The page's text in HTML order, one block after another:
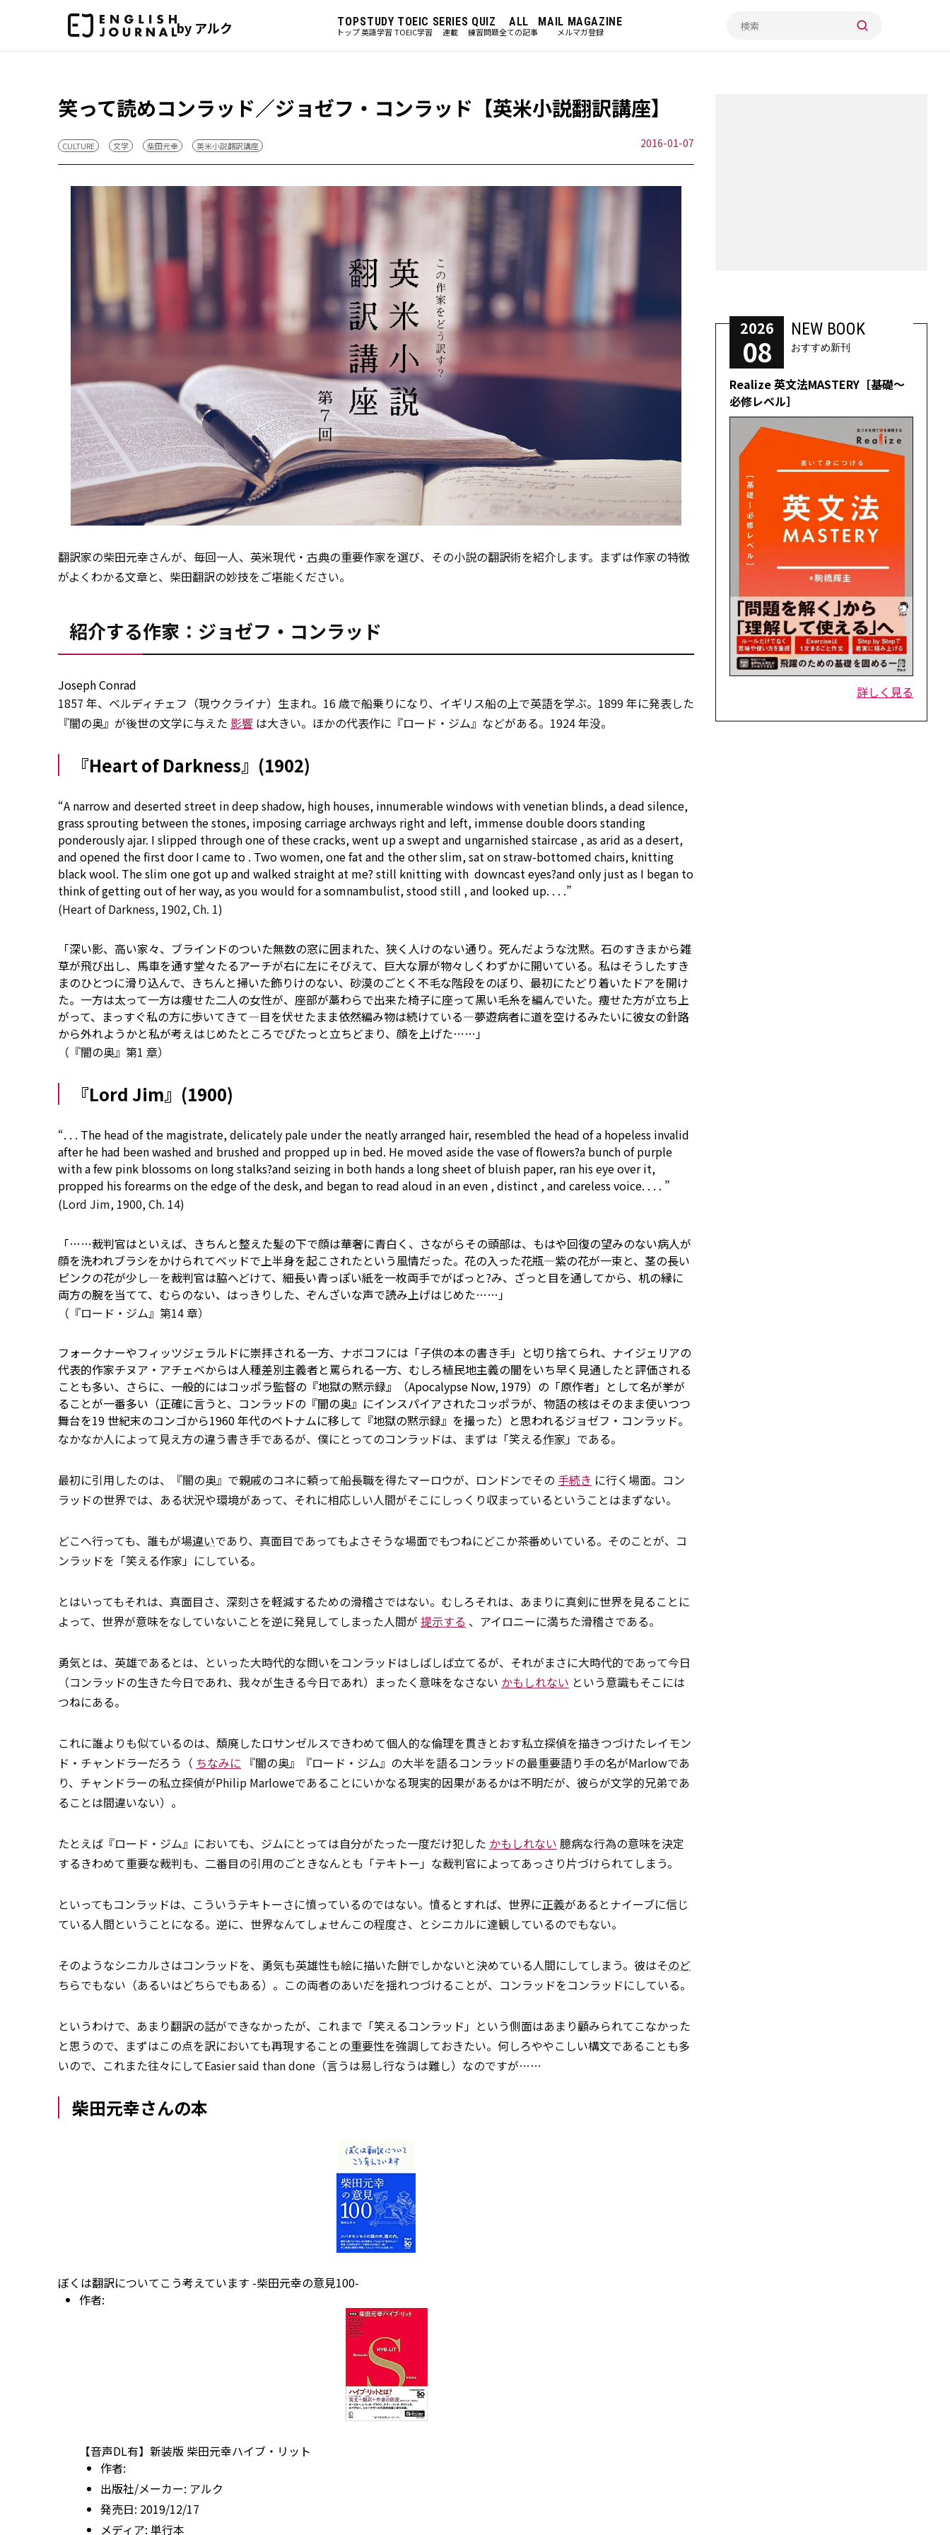
by アルク TOP
トップ
STUDY
英語学習
TOEIC
TOEIC学習
SERIES
連載
QUIZ
練習問題
ALL
全ての記事
MAIL MAGAZINE
メルマガ登録
笑って読めコンラッド／ジョゼフ・コンラッド【英米小説翻訳講座】
CULTURE 文学 柴田元幸 英米小説翻訳講座 2016-01-07
翻訳家の柴田元幸さんが、毎回一人、英米現代・ 古典の重要作家を選び、その小説の翻訳術を紹介します。まずは作家の特徴
がよくわかる文章と、柴田翻訳の妙技をご堪能ください。
紹介する作家：ジョゼフ・コンラッド
Joseph Conrad
1857 年、ベルディチェフ（現ウクライナ）生まれ。16 歳で船乗りになり、イギリス船の上で英語を学ぶ。1899 年に発表した
『闇の奥』が後世の文学に与えた 影響 は大きい。ほかの代表作に『ロード・ジム』などがある。1924 年没。
『Heart of Darkness』(1902)
“A narrow and deserted street in deep shadow, high houses, innumerablewindowswithvenetian blinds, a dead silence,
grass sprouting between the stones, imposingcarriage archways rightand left, immense double doorsstanding
ponderously ajar. I slipped throughone of these cracks, went up a swept and ungarnished staircase ,asarid asa desert,
and opened the first door I came to . Two women, one fat and the otherslim, satonstraw-bottomed chairs, knitting
black wool. The slim one got up and walked straight at me?still knittingwith downcast eyes?and only just as I began to
think ofgettingout ofher way,asyou would fora somnambulist, stood still , and looked up. . . .”
(Heart of Darkness, 1902, Ch. 1)
「深い影、高い家々、ブラインドのついた無数の窓に囲まれた、狭く人けのない通り。死んだような沈黙。石のすきまから雑
草が飛び出し、馬車を通す堂々たるアーチが右に左にそびえて、巨大な扉が物々しくわずかに開いている。私はそうしたすき
まのひとつに滑り込んで、きちんと掃いた飾りけのない、砂漠のごとく不毛な階段をのぼり、最初にたどり着いたドアを開け
た。一方は太って一方は痩せた二人の女性が、座部が藁わらで出来た椅子に座って黒い毛糸を編んでいた。痩せた方が立ち上
がって、まっすぐ私の方に歩いてきて―目を伏せたまま依然編み物は続けている―夢遊病者に道を空けるみたいに彼女の針路
から外れようかと私が考えはじめたところでぴたっと立ちどまり、顔を上げた……」
（『闇の奥』第1 章）
『Lord Jim』(1900)
“. . . The head of the magistrate,delicately pale underthe neatlyarranged hair, resembled the head of a hopeless invalid
after he had been washed and brushed and propped up in bed. He moved aside the vase of flowers?a bunch of purple
witha few pink blossomson long stalks?and seizing in both hands a long sheet of bluish paper, ran his eyeoverit,
propped his forearmson theedgeof the desk, and began to read aloud in aneven ,distinct , and careless voice. . . . ”
(Lord Jim, 1900, Ch. 14)
「……裁判官はといえば、きちんと整えた髪の下で顔は華奢に青白く、さながらその頭部は、もはや回復の望みのない病人が
顔を洗われブラシをかけられてベッドで上半身を起こされたという風情だった。花の入った花瓶―紫の花が一束と、茎の長い
ピンクの花が少し―を裁判官は脇へどけて、細長い青っぽい紙を一枚両手でがばっと?み、ざっと目を通してから、机の縁に
両方の腕を当てて、むらのない、はっきりした、ぞんざいな声で読み上げはじめた……」
（『ロード・ジム』第14 章）
フォークナーやフィッツジェラルドに崇拝される一方、ナボコフには「子供の本の書き手」と切り捨てられ、ナイジェリアの
代表的作家チヌア・アチェベからは人種差別主義者と罵られる一方、むしろ植民地主義の闇をいち早く見通したと評価される
ことも多い、さらに、一般的にはコッポラ監督の『地獄の黙示録』（Apocalypse Now, 1979）の「原作者」として名が挙が
ることが一番多い（正確に言うと、コンラッドの『闇の奥』にインスパイアされたコッポラが、物語の核はそのまま使いつつ
舞台を19 世紀末のコンゴから1960 年代のベトナムに移して『地獄の黙示録』を撮った）と思われるジョゼフ・コンラッド。
なかなか人によって見え方の違う書き手であるが、僕にとってのコンラッドは、まずは「笑える作家」である。
最初に引用したのは、『闇の奥』で親戚のコネに頼って船長職を得たマーロウが、ロンドンでその 手続き に行く場面。コン
ラッドの世界では、ある状況や環境があって、それに相応しい人間がそこにしっくり収まっているということはまずない。
どこへ行っても、誰もが場違いであり、真面目であってもよさそうな場面でもつねにどこか茶番めいている。そのことが、コ
ンラッドを「笑える作家」にしている。
とはいってもそれは、真面目さ、深刻さを軽減するための滑稽さではない。むしろそれは、あまりに真剣に世界を見ることに
よって、世界が意味をなしていないことを逆に発見してしまった人間が 提示する 、アイロニーに満ちた滑稽さである。
勇気とは、英雄であるとは、といった大時代的な問いをコンラッドはしばしば立てるが、それがまさに大時代的であって今日
（コンラッドの生きた今日であれ、我々が生きる今日であれ）まったく意味をなさない かもしれない という意識もそこには
つねにある。
これに誰よりも似ているのは、頽廃したロサンゼルスできわめて個人的な倫理を貫きとおす私立探偵を描きつづけたレイモン
ド・チャンドラーだろう（ ちなみに 『闇の奥』『ロード・ジム』の大半を語るコンラッドの最重要語り手の名がMarlowであ
り、チャンドラーの私立探偵がPhilip Marloweであることにいかなる現実的因果があるかは不明だが、彼らが文学的兄弟であ
ることは間違いない）。
たとえば『ロード・ジム』においても、ジムにとっては自分がたった一度だけ犯した かもしれない 臆病な行為の意味を決定
するきわめて重要な裁判も、二番目の引用のごときなんとも「テキトー」な裁判官によってあっさり片づけられてしまう。
といってもコンラッドは、こういうテキトーさに憤っているのではない。憤るとすれば、世界に正義があるとナイーブに信じ
ている人間ということになる。逆に、世界なんてしょせんこの程度さ、とシニカルに達観しているのでもない。
そのようなシニカルさはコンラッドを、勇気も英雄性も絵に描いた餅でしかないと決めている人間にしてしまう。彼はそのど
ちらでもない（あるいはどちらでもある）。この両者のあいだを揺れつづけることが、コンラッドをコンラッドにしている。
というわけで、あまり翻訳の話ができなかったが、これまで「笑えるコンラッド」という側面はあまり顧みられてこなかった
と思うので、まずはこの点を訳においても再現することの重要性を強調しておきたい。何しろややこしい構文であることも多
いので、これまた往々にしてEasier said than done（言うは易し行なうは難し）なのですが……
柴田元幸さんの本
ぼくは翻訳についてこう考えています -柴田元幸の意見100-
作者:
【音声DL有】新装版 柴田元幸ハイブ・リット
作者:
出版社/メーカー: アルク
発売日: 2019/12/17
メディア: 単行本
2026
08
NEW BOOK
おすすめ新刊
Realize 英文法MASTERY［基礎～
必修レベル］
詳しく見る